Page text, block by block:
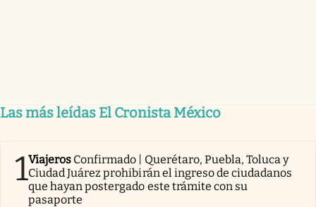
Las más leídas El Cronista México
1Viajeros Confirmado | Querétaro, Puebla, Toluca y
Ciudad Juárez prohibirán el ingreso de ciudadanos
que hayan postergado este trámite con su
pasaporte